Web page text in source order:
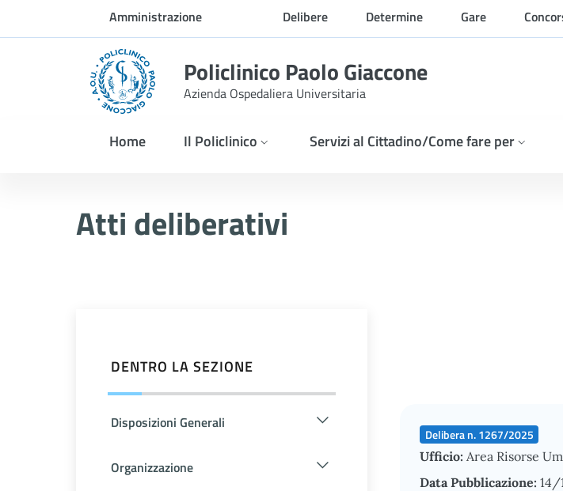
Skip to Main ContentAmministrazione
trasparente
Delibere Determine Gare
Policlinico Paolo Giaccone
Azienda Ospedaliera Universitaria
Home Il Policlinico Servizi al Cittadino/Come fare per
Atti deliberativi
DENTRO LA SEZIONE
Disposizioni Generali
Organizzazione
Delibera n. 1267/2025
Ufficio: Area Risorse
Data Pubblicazione: 14/